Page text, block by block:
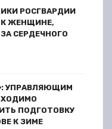
РОСГВАРДИИ
ЖЕНЩИНЕ,
СЕРДЕЧНОГО
УПРАВЛЯЮЩИМ
ПОДГОТОВКУ
К ЗИМЕ